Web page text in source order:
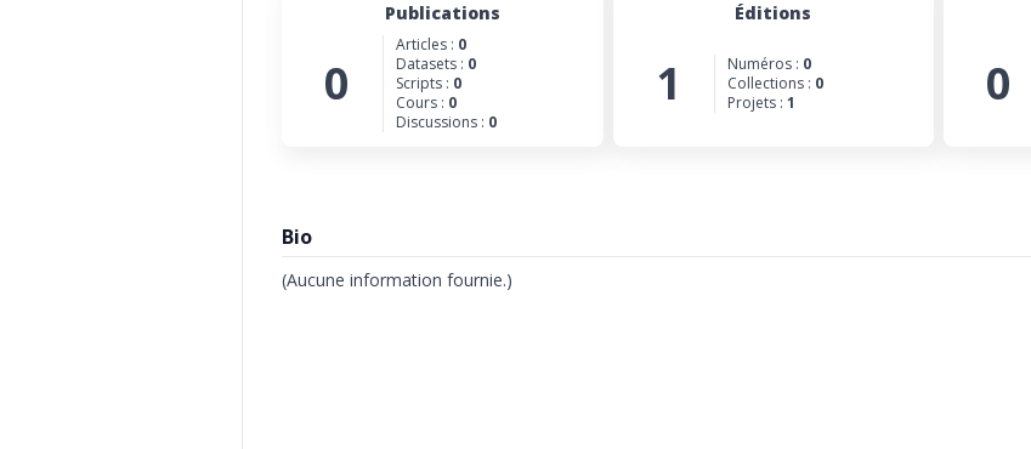
Publications
0
Articles : 0
Datasets : 0
Scripts : 0
Cours : 0
Discussions : 0
Éditions
1 Numéros : 0
Collections : 0
Projets : 1 0
Bio
(Aucune information fournie.)